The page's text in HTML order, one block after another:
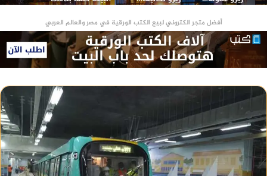
أفضل متجر الكتروني لبيع الكتب الورقية في مصر والعالم العربي